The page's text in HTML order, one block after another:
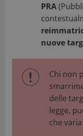
PRA
nuove
Chi non
delle
legge,
che varia